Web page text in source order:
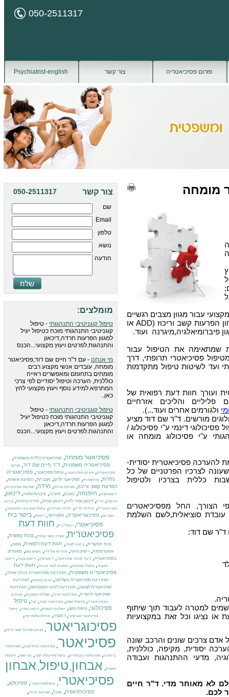
050-2511317
פורום פסיכיאטריה צור קשר Psychiatrist-english
מומחה
עבור מגוון מצבים רגשיים
, איבחון הפרעות קשב וריכוז (ADD או
שמתאימה את הטיפול עבור
פסיכיאטרי תרופתי, דרך
ועד לשיטות טיפול מתקדמות
ועורך חוות דעת רפואית של
והליכים אזרחיים
ולגורמים אחרים ועוד...).
מורשים. ד"ר שם דוד מציע
דינמי ע"י פסיכולוג /
ע"י פסיכולוג מומחה או
להערכה פסיכיאטרית יסודית-
לצרכיו הפרטניים של כל
כללית בצרכיו ולטיפול
הצורך, החל מפסיכיאטרים
עובדת סוציאלית,לשם השלמת
ד"ר שם דוד:
למטרה לעבוד תוך שיתוף
נציגו וכל זאת במקצועיות
צרכים שונים והרכב שונה
יסודית, מקיפה, כוללנית,
מדעי ההתנהגות ועבודה
לא מאוחר מדי. ד"ר חיים
לכם.
050-2511317 צור קשר
שם
Email
טלפון
נושא
הודעה
מומלצים:
טיפול קוגניטיבי התנהגותי - טיפול
קוגניטיבי התנהגותי מוכח כטיפול יעיל
למגוון הפרעות חרדה,דיכאון
והתנהגות.לפרטים ויעוץ מקצועי...הכנס
מי אנחנו - עם ד"ר חיים שם דוד,פסיכיאטר
מומחה, עובדים אנשי מקצוע רבים
מומחים בתחומם ומאפשרים ראייה
כוללנית, הערכה וטיפול יסודיים לפי צרכי
המתרפא.למידע נוסף ויעוץ מקצועי לחץ
כאן..
טיפול קוגניטיבי התנהגותי - טיפול
קוגניטיבי התנהגותי מוכח כטיפול יעיל
למגוון הפרעות חרדה,דיכאון
והתנהגות.לפרטים ויעוץ מקצועי...הכנס
פסיכיאטר מומחה, פסיכיאטריה כללית ומשפטית,
פסיכיאטריה משפטית, ד"ר חיים שם דוד, פורום
פסיכיאטריה,איבחון פסיכיאטרי,טיפול פסיכיאטרי,פסיכיאטריה
כללית, סכיזופרניה, פסיכיאטר ילדים, מצב רוח, הפרעת אישיות,
הפרעת קשב וריכוז, הפרעת אכילה, חרדה, הפרעות פסיכוטיות,
דיסוציאציה, היפנוזה, כאבים, מיגרנה, פיברומיאלגיה, דיכאון,
תרופות,הריון,דיכאון אחרי לידה,דיכאון אטיפי,חרדת בחינות,בחינה
פסיכומטרית, חרדות ילדים, חרדה חברתית,טיפול קוגניטיבי התנהגותי,
כאבי גב,פסיכוגריאטריה,אלצהיימר,דיאטה,ביקור בית
פסיכיאטרי, טיפול בית, חוות דעת
פסיכיאטרית, אובדן כושר עבודה, נכות נפשית,
נכות תפקודית,ביטוח לאומי, חוות דעת רפואית,צוואה,
אפוטרופסות, רישיון נהיגה, אחריות פלילית, תשוש נפש, מאמרים
בפסיכיאטריה,כיצד לבחור פסיכיאטר,דיסטימיה,דיכאון עונתי,דיכאון
תגובתי,טיפול באומנות,תופעות לוואי מיניות, חוות דעת
פסיכיאטרית משפטית,חוות דעת פסיכיאטרית בהליך אזרחי,
חוות דעת פסיכיאטרית משלימה, עדות מומחה, חוות דעת
פסיכיאטרית לצוואה,חוות דעת למינוי אפוטרופוס,חוות דעת
פסיכיאטרית נגדית,פסיכיאטר פרטי,שאלות ותשובות,מונחים
בפסיכיאטריה,פרופיל נפשי,פסיכיאטר צבאי,קב"ן,טיפול
פסיכולוגי, טיפול נפשי, רשלנות רפואית, דיכאון עמיד, טיפול
פסיכיאטרי אגרסיבי,דמנציה, מחלת אלצהיימר,
פסיכוגריאטר, אבחון הפרעת קשב וריכוז,
פסיכיאטר, פסיכיאטר בתל אביב, פסיכיאטר
ברמת גן, פסיכיאטר בגבעתיים, טיפול פסיכולוגי קצר, צור קשר, היפנוזה
רפואית, אבחון, טיפול, אבחון
פסיכיאטרי, טיפולפסיכיאטרי, פסיכולוג,
פסיכותראפיה, ענבל, הפרעות חרדה,